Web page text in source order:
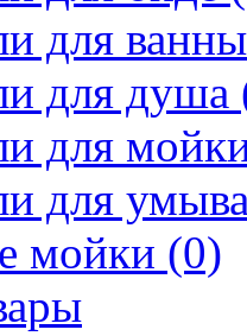
для
для душа
для
для
мойки (0)